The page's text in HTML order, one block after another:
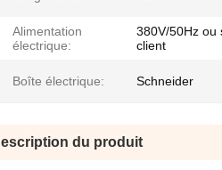
Alimentation
électrique:
380V/50Hz ou
client
Boîte électrique: Schneider
du produit